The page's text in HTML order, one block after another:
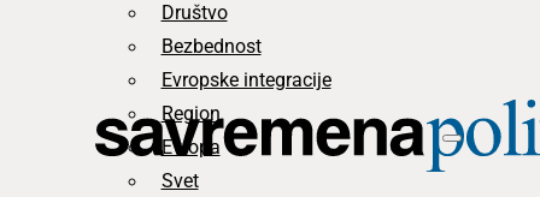
Društvo
Bezbednost
Evropske integracije
Region
Evropa
Svet